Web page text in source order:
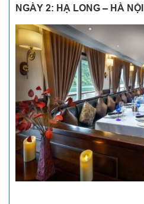
NGÀY 2: HẠ LONG – HÀ NỘI